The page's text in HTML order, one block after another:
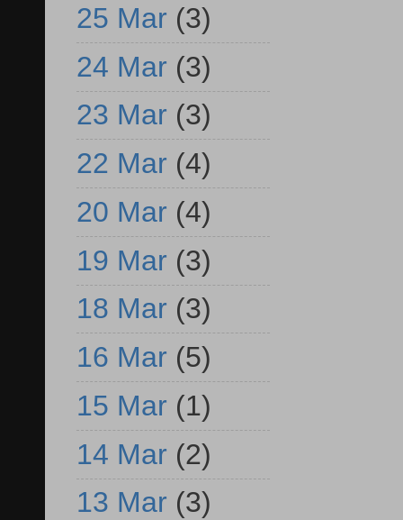
25 Mar (3)
24 Mar (3)
23 Mar (3)
22 Mar (4)
20 Mar (4)
19 Mar (3)
18 Mar (3)
16 Mar (5)
15 Mar (1)
14 Mar (2)
13 Mar (3)